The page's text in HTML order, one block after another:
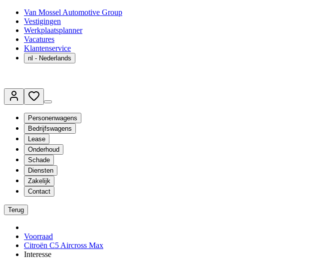
Van Mossel Automotive Group
Vestigingen
Werkplaatsplanner
Vacatures
Klantenservice
nl - Nederlands
Personenwagens
Bedrijfswagens
Lease
Onderhoud
Schade
Diensten
Zakelijk
Contact
Terug
Voorraad
Citroën C5 Aircross Max
Interesse